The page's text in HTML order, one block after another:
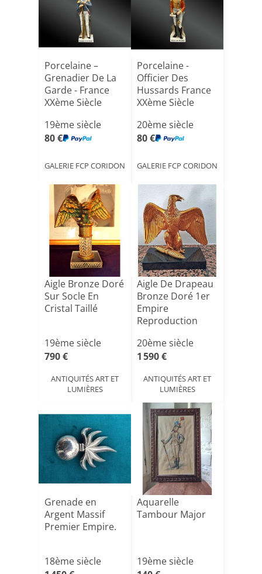
Porcelaine –
Grenadier De La
Garde - France
XXème Siècle
19ème siècle
80 €
GALERIE FCP CORIDON
Porcelaine -
Officier Des
Hussards France
XXème Siècle
20ème siècle
80 €
GALERIE FCP CORIDON
Aigle Bronze Doré
Sur Socle En
Cristal Taillé
19ème siècle
790 €
ANTIQUITÉS ART ET
LUMIÈRES
Aigle De Drapeau
Bronze Doré 1er
Empire
Reproduction
20ème siècle
1 590 €
ANTIQUITÉS ART ET
LUMIÈRES
Grenade en
Argent Massif
Premier Empire.
18ème siècle
Aquarelle
Tambour Major
19ème siècle